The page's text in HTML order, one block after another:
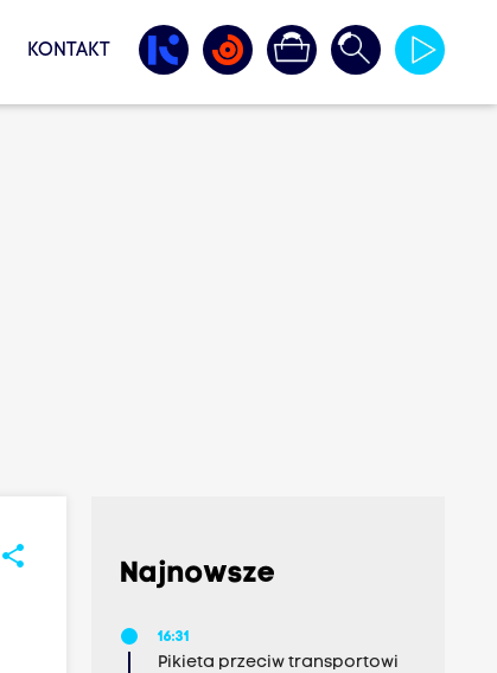
KONTAKT
share
Najnowsze
16:31
Pikieta przeciw transportowi